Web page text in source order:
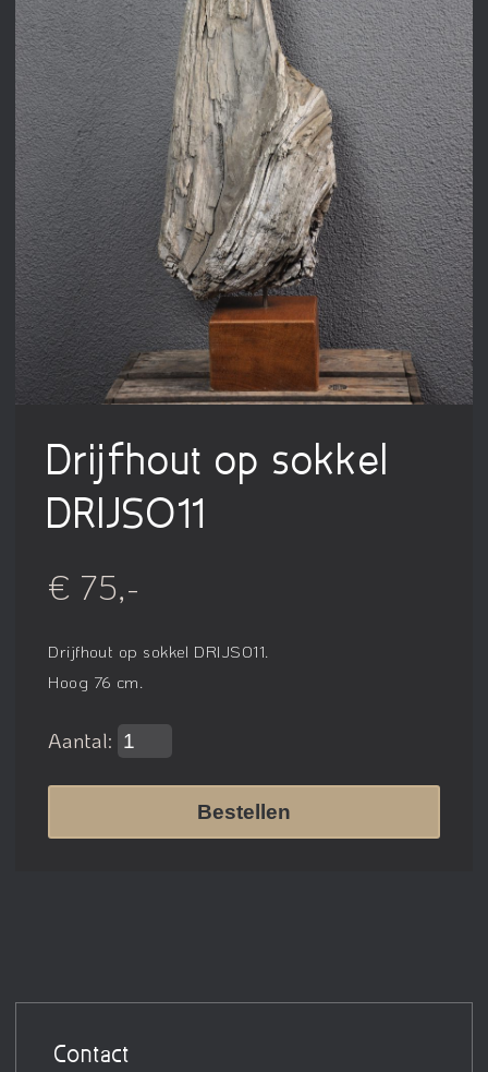
Drijfhout op sokkel
DRIJSO11
€ 75,-
Drijfhout op sokkel DRIJSO11.
Hoog 76 cm.
Aantal:
Bestellen
Contact